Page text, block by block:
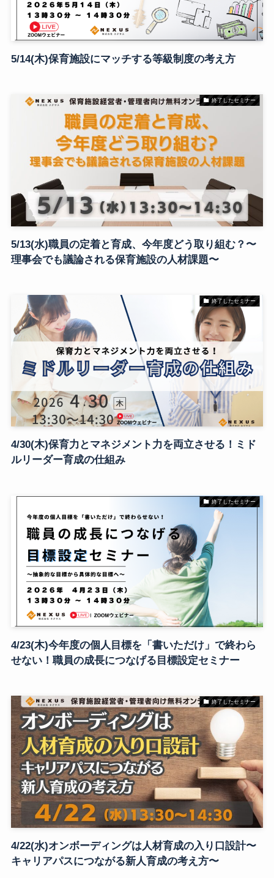
5/14(木)保育施設にマッチする等級制度の考え方
終了したセミナー
5/13(水)職員の定着と育成、今年度どう取り組む？〜
理事会でも議論される保育施設の人材課題〜
終了したセミナー
4/30(木)保育力とマネジメント力を両立させる！ミド
ルリーダー育成の仕組み
終了したセミナー
4/23(木)今年度の個人目標を「書いただけ」で終わら
せない！職員の成長につなげる目標設定セミナー
終了したセミナー
4/22(水)オンボーディングは人材育成の入り口設計〜
キャリアパスにつながる新人育成の考え方〜